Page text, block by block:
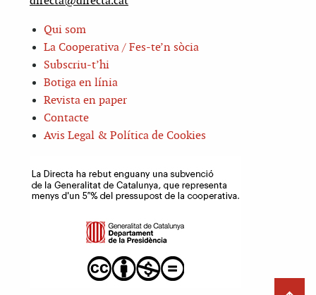
Qui som
La Cooperativa / Fes-te’n sòcia
Subscriu-t’hi
Botiga en línia
Revista en paper
Contacte
Avis Legal & Política de Cookies